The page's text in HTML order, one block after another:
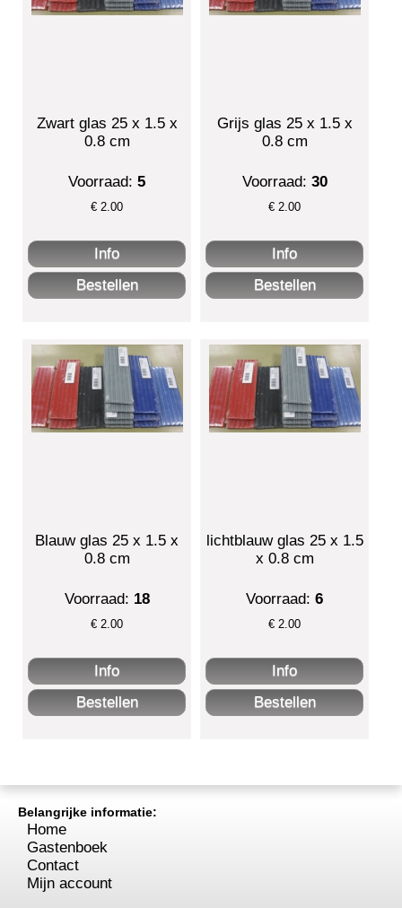
Zwart glas 25 x 1.5 x
0.8 cm
Voorraad:5
€2.00
Grijs glas 25 x 1.5 x
0.8 cm
Voorraad: 30
€2.00
Blauw glas 25 x 1.5 x
0.8 cm
Voorraad: 18
€2.00
lichtblauw glas 25 x 1.5
x 0.8 cm
Voorraad:6
€2.00
Belangrijke informatie:
Home
Gastenboek
Contact
Mijn account